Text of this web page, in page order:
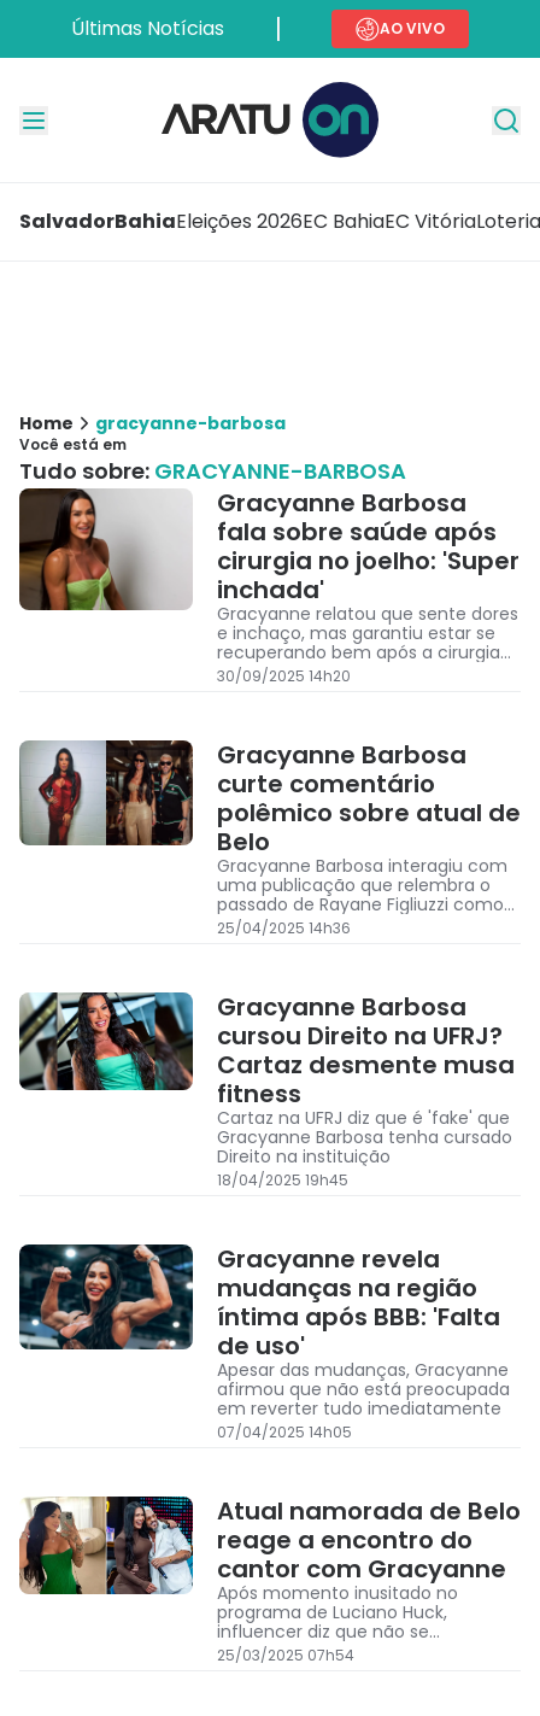
Últimas Notícias AO VIVO
SalvadorBahiaEleições 2026EC BahiaEC Vitória
Home gracyanne-barbosa
Você está em
Tudo sobre: GRACYANNE-BARBOSA
Gracyanne Barbosa
fala sobre saúde após
cirurgia no joelho: 'Super
inchada'
Gracyanne relatou que sente dores
e inchaço, mas garantiu estar se
recuperando bem após a cirurgia
no joelho
30/09/2025 14h20
Gracyanne Barbosa
curte comentário
polêmico sobre atual de
Belo
Gracyanne Barbosa interagiu com
uma publicação que relembra o
passado de Rayane Figliuzzi como
ex-presidiária
25/04/2025 14h36
Gracyanne Barbosa
cursou Direito na UFRJ?
Cartaz desmente musa
fitness
Cartaz na UFRJ diz que é 'fake' que
Gracyanne Barbosa tenha cursado
Direito na instituição
18/04/2025 19h45
Gracyanne revela
mudanças na região
íntima após BBB: 'Falta
de uso'
Apesar das mudanças, Gracyanne
afirmou que não está preocupada
em reverter tudo imediatamente
07/04/2025 14h05
Atual namorada de Belo
reage a encontro do
cantor com Gracyanne
Após momento inusitado no
programa de Luciano Huck,
influencer diz que não se
incomodou
25/03/2025 07h54